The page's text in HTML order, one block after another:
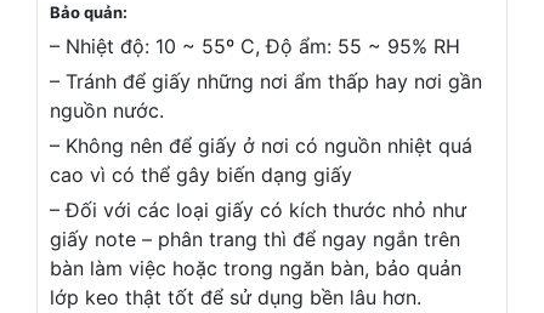
Bảo quản:
– Nhiệt độ: 10 ~ 55º C, Độ ẩm: 55 ~ 95% RH
– Tránh để giấy những nơi ẩm thấp hay nơi gần
nguồn nước.
– Không nên để giấy ở nơi có nguồn nhiệt quá
cao vì có thể gây biến dạng giấy
– Đối với các loại giấy có kích thước nhỏ như
giấy note – phân trang thì để ngay ngắn trên
bàn làm việc hoặc trong ngăn bàn, bảo quản
lớp keo thật tốt để sử dụng bền lâu hơn.